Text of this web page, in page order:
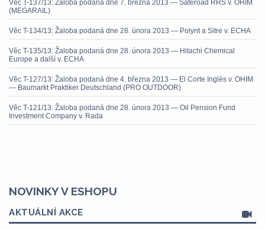
Věc T-137/13: Žaloba podaná dne 7. března 2013 — Saferoad RRS v. OHIM
(MEGARAIL)
Věc T-134/13: Žaloba podaná dne 28. února 2013 — Polynt a Sitre v. ECHA
Věc T-135/13: Žaloba podaná dne 28. února 2013 — Hitachi Chemical
Europe a další v. ECHA
Věc T-127/13: Žaloba podaná dne 4. března 2013 — El Corte Inglés v. OHIM
— Baumarkt Praktiker Deutschland (PRO OUTDOOR)
Věc T-121/13: Žaloba podaná dne 28. února 2013 — Oil Pension Fund
Investment Company v. Rada
NOVINKY V ESHOPU
AKTUÁLNÍ AKCE